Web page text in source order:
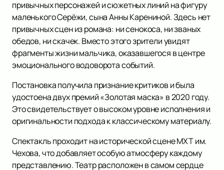
привычных персонажей и сюжетных линий на фигуру
маленького Серёжи, сына Анны Карениной. Здесь нет
привычных сцен из романа: ни сенокоса, ни званых
обедов, ни скачек. Вместо этого зрители увидят
фрагменты жизни мальчика, оказавшегося в центре
эмоционального водоворота событий.
Постановка получила признание критиков и была
удостоена двух премий «Золотая маска» в 2020 году.
Это свидетельствует о высоком уровне исполнения и
оригинальности подхода к классическому материалу.
Спектакль проходит на исторической сцене МХТ им.
Чехова, что добавляет особую атмосферу каждому
представлению. Театр расположен в самом сердце